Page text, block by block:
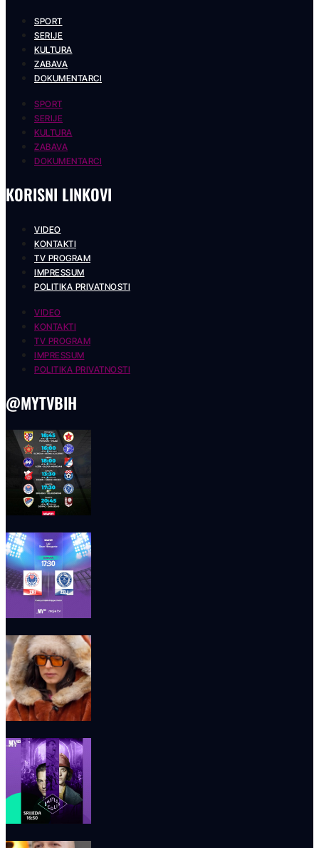
SPORT
SERIJE
KULTURA
ZABAVA
DOKUMENTARCI
SPORT
SERIJE
KULTURA
ZABAVA
DOKUMENTARCI
KORISNI LINKOVI
VIDEO
KONTAKTI
TV PROGRAM
IMPRESSUM
POLITIKA PRIVATNOSTI
VIDEO
KONTAKTI
TV PROGRAM
IMPRESSUM
POLITIKA PRIVATNOSTI
@MYTVBIH